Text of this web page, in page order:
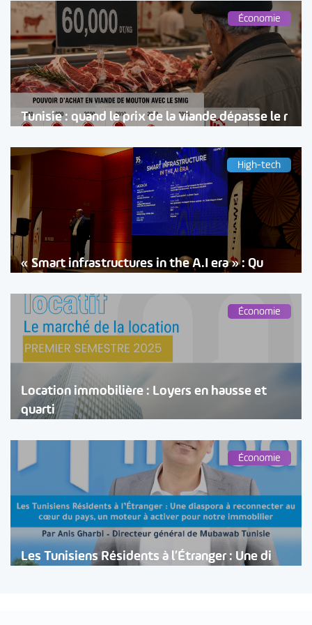
Économie
Tunisie : quand le prix de la viande dépasse le r
High-tech
« Smart infrastructures in the A.I era » : Qu
Économie
Location immobilière : Loyers en hausse et
quarti
Économie
Les Tunisiens Résidents à l’Étranger : Une di